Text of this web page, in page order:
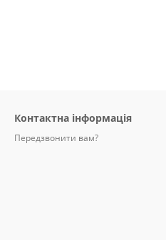
Контактна інформація
Передзвонити вам?